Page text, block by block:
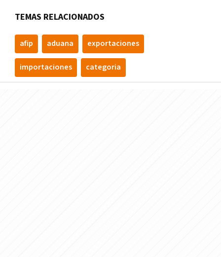
TEMAS RELACIONADOS
afip aduana exportaciones
importaciones categoria